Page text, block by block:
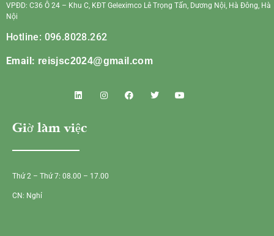
VPĐD: C36 Ô 24 – Khu C, KĐT Geleximco Lê Trọng Tấn, Dương Nội, Hà Đông, Hà
Nội
Hotline: 096.8028.262
Email: reisjsc2024@gmail.com
Giờ làm việc
Thứ 2 – Thứ 7: 08.00 – 17.00
CN: Nghỉ